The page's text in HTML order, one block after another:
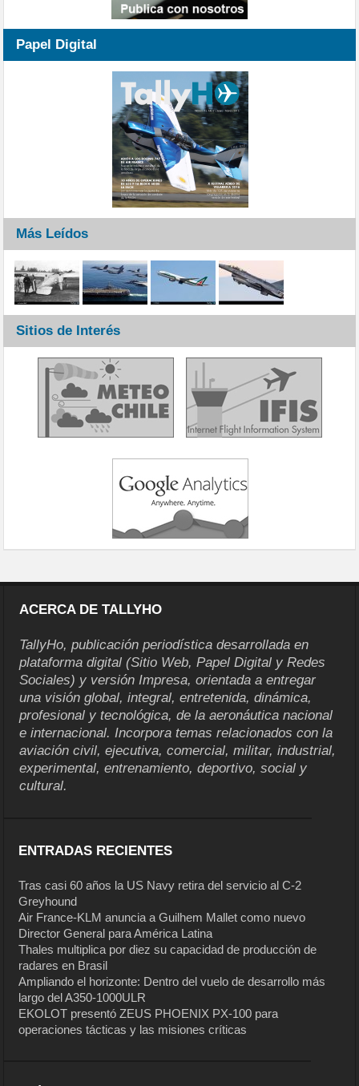
Papel Digital
Más Leídos
Sitios de Interés
ACERCA DE TALLYHO
TallyHo, publicación periodística desarrollada en
plataforma digital (Sitio Web, Papel Digital y Redes
Sociales) y versión Impresa, orientada a entregar
una visión global, integral, entretenida, dinámica,
profesional y tecnológica, de la aeronáutica nacional
e internacional. Incorpora temas relacionados con la
aviación civil, ejecutiva, comercial, militar, industrial,
experimental, entrenamiento, deportivo, social y
cultural.
ENTRADAS RECIENTES
Tras casi 60 años la US Navy retira del servicio al C-2
Greyhound
Air France-KLM anuncia a Guilhem Mallet como nuevo
Director General para América Latina
Thales multiplica por diez su capacidad de producción de
radares en Brasil
Ampliando el horizonte: Dentro del vuelo de desarrollo más
largo del A350-1000ULR
EKOLOT presentó ZEUS PHOENIX PX-100 para
operaciones tácticas y las misiones críticas